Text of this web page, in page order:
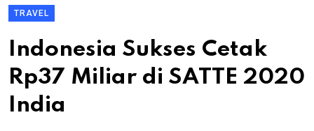
TRAVEL
Indonesia Sukses Cetak
Rp37 Miliar di SATTE 2020
India